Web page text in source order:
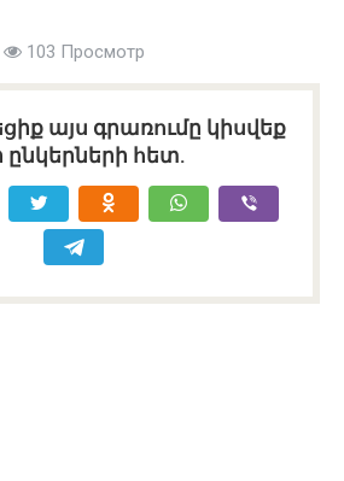
103 Просмотр
այս գրառումը կիսվեք
ընկերների հետ.